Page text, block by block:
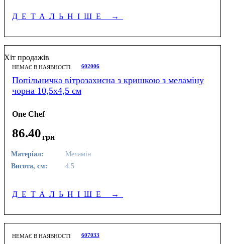
ДЕТАЛЬНІШЕ →
Хіт продажів
НЕМАЄ В НАЯВНОСТІ 602006
Попільничка вітрозахисна з кришкою з меламіну
чорна 10,5х4,5 см
One Chef
86.40грн
Матеріал:
Меламін
Висота, см:
4.5
ДЕТАЛЬНІШЕ →
НЕМАЄ В НАЯВНОСТІ 607033